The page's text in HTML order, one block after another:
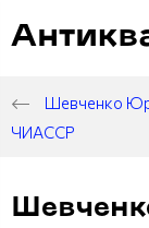
Шевченко
ЧИАССР